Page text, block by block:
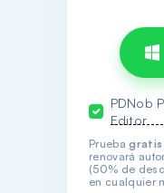
PDNob
Editor
Pruebagratis
renovará
(50% de
en cualquier